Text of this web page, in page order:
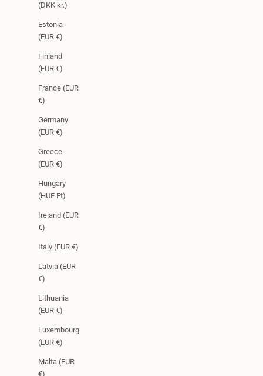
(DKK kr.)
Estonia
(EUR €)
Finland
(EUR €)
France (EUR
€)
Germany
(EUR €)
Greece
(EUR €)
Hungary
(HUF Ft)
Ireland (EUR
€)
Italy (EUR €)
Latvia (EUR
€)
Lithuania
(EUR €)
Luxembourg
(EUR €)
Malta (EUR
€)